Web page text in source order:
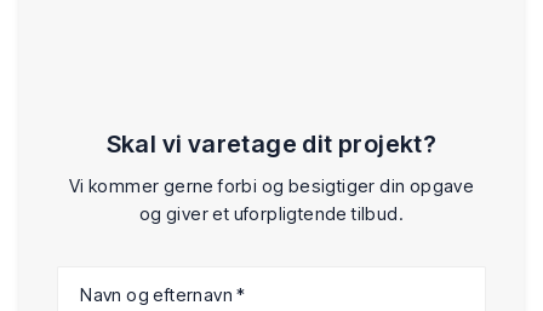
Skal vi varetage dit projekt?
Vi kommer gerne forbi og besigtiger din opgave
og giver et uforpligtende tilbud.